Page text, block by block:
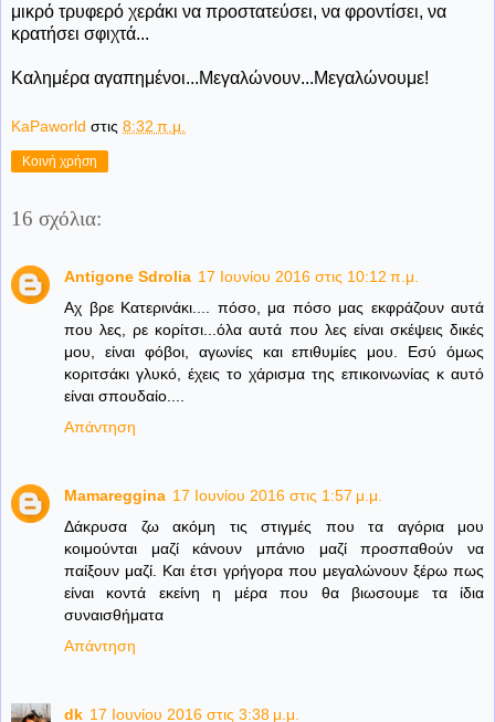
μικρό τρυφερό χεράκι να προστατεύσει, να φροντίσει, να
κρατήσει σφιχτά...
Καλημέρα αγαπημένοι...Μεγαλώνουν...Μεγαλώνουμε!
KaPaworld στις 8:32 π.μ.
Κοινή χρήση
16 σχόλια:
Antigone Sdrolia 17 Ιουνίου 2016 στις 10:12 π.μ.
Αχ βρε Κατερινάκι.... πόσο, μα πόσο μας εκφράζουν αυτά
που λες, ρε κορίτσι...όλα αυτά που λες είναι σκέψεις δικές
μου, είναι φόβοι, αγωνίες και επιθυμίες μου. Εσύ όμως
κοριτσάκι γλυκό, έχεις το χάρισμα της επικοινωνίας κ αυτό
είναι σπουδαίο....
Απάντηση
Mamareggina 17 Ιουνίου 2016 στις 1:57 μ.μ.
Δάκρυσα ζω ακόμη τις στιγμές που τα αγόρια μου
κοιμούνται μαζί κάνουν μπάνιο μαζί προσπαθούν να
παίξουν μαζί. Και έτσι γρήγορα που μεγαλώνουν ξέρω πως
είναι κοντά εκείνη η μέρα που θα βιωσουμε τα ίδια
συναισθήματα
Απάντηση
dk 17 Ιουνίου 2016 στις 3:38 μ.μ.